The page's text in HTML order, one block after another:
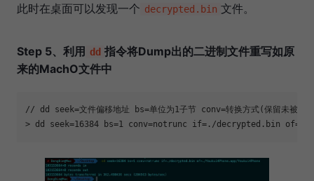
此时在桌面可以发现一个 decrypted.bin 文件。
Step 5、利用 dd 指令将Dump出的二进制文件重写如原
来的MachO文件中
// dd seek=文件偏移地址 bs=单位为1子节 conv=转换方式(保留未被截
> dd seek=16384 bs=1 conv=notrunc if